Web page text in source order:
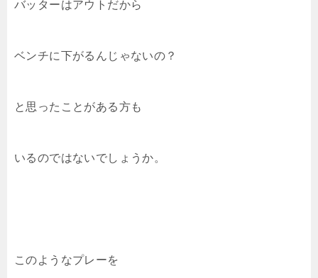
バッターはアウトだから
ベンチに下がるんじゃないの？
と思ったことがある方も
いるのではないでしょうか。
このようなプレーを